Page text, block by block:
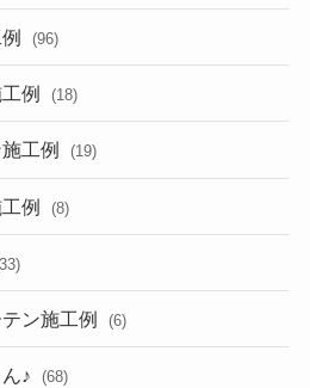
(96)
例 (18)
工例 (19)
例 (8)
ン施工例 (6)
♪ (68)